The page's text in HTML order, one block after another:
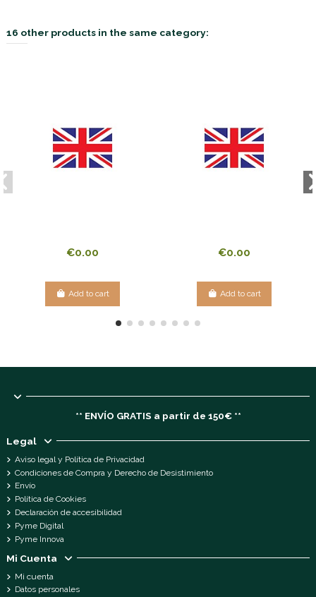
16 other products in the same category:
€0.00
Add to cart
€0.00
Add to cart
** ENVÍO GRATIS a partir de 150€ **
Legal
Aviso legal y Política de Privacidad
Condiciones de Compra y Derecho de Desistimiento
Envío
Política de Cookies
Declaración de accesibilidad
Pyme Digital
Pyme Innova
Mi Cuenta
Mi cuenta
Datos personales